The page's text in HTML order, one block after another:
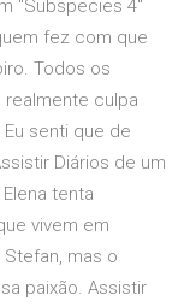
"Subspecies 4"
fez com que
Todos os
culpa
senti que de
Diários de um
tenta
vivem em
mas o
paixão. Assistir